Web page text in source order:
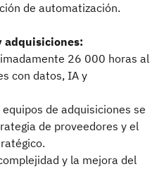
de automatización.
adquisiciones:
26 000 horas al
con datos, IA y
de adquisiciones se
de proveedores y el
y la mejora del